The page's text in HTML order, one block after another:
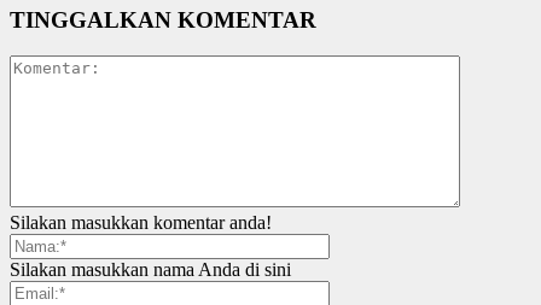
TINGGALKAN KOMENTAR
Silakan masukkan komentar anda!
Silakan masukkan nama Anda di sini